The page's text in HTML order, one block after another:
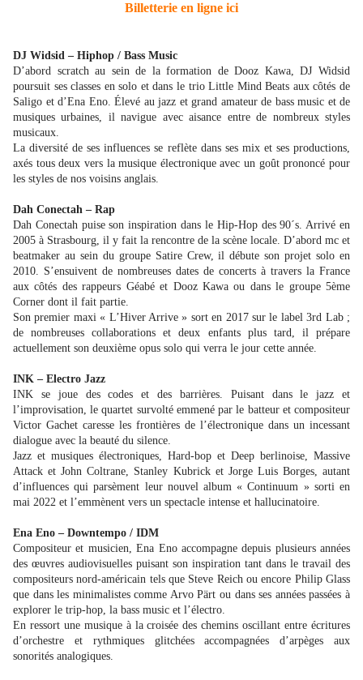
Billetterie en ligne ici
DJ Widsid – Hiphop / Bass Music
D’abord scratch au sein de la formation de Dooz Kawa, DJ Widsid
poursuit ses classes en solo et dans le trio Little Mind Beats aux côtés de
Saligo et d’Ena Eno. Élevé au jazz et grand amateur de bass music et de
musiques urbaines, il navigue avec aisance entre de nombreux styles
musicaux.
La diversité de ses influences se reflète dans ses mix et ses productions,
axés tous deux vers la musique électronique avec un goût prononcé pour
les styles de nos voisins anglais.
Dah Conectah – Rap
Dah Conectah puise son inspiration dans le Hip-Hop des 90´s. Arrivé en
2005 à Strasbourg, il y fait la rencontre de la scène locale. D’abord mc et
beatmaker au sein du groupe Satire Crew, il débute son projet solo en
2010. S’ensuivent de nombreuses dates de concerts à travers la France
aux côtés des rappeurs Géabé et Dooz Kawa ou dans le groupe 5ème
Corner dont il fait partie.
Son premier maxi « L’Hiver Arrive » sort en 2017 sur le label 3rd Lab ;
de nombreuses collaborations et deux enfants plus tard, il prépare
actuellement son deuxième opus solo qui verra le jour cette année.
INK – Electro Jazz
INK se joue des codes et des barrières. Puisant dans le jazz et
l’improvisation, le quartet survolté emmené par le batteur et compositeur
Victor Gachet caresse les frontières de l’électronique dans un incessant
dialogue avec la beauté du silence.
Jazz et musiques électroniques, Hard-bop et Deep berlinoise, Massive
Attack et John Coltrane, Stanley Kubrick et Jorge Luis Borges, autant
d’influences qui parsèment leur nouvel album « Continuum » sorti en
mai 2022 et l’emmènent vers un spectacle intense et hallucinatoire.
Ena Eno – Downtempo / IDM
Compositeur et musicien, Ena Eno accompagne depuis plusieurs années
des œuvres audiovisuelles puisant son inspiration tant dans le travail des
compositeurs nord-américain tels que Steve Reich ou encore Philip Glass
que dans les minimalistes comme Arvo Pärt ou dans ses années passées à
explorer le trip-hop, la bass music et l’électro.
En ressort une musique à la croisée des chemins oscillant entre écritures
d’orchestre et rythmiques glitchées accompagnées d’arpèges aux
sonorités analogiques.